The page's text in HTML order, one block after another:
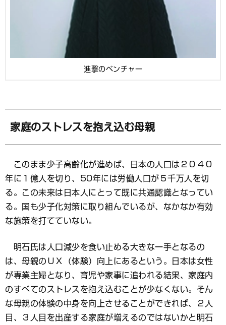
進撃のベンチャー
家庭のストレスを抱え込む母親
このまま少子高齢化が進めば、日本の人口は２０４０
年に１億人を切り、50年には労働人口が５千万人を切
る。この未来は日本人にとって既に共通認識となってい
る。国も少子化対策に取り組んでいるが、なかなか有効
な施策を打てていない。
明石氏は人口減少を食い止める大きな一手となるの
は、母親のＵＸ（体験）向上にあるという。日本は女性
が専業主婦となり、育児や家事に追われる結果、家庭内
のすべてのストレスを抱え込むことが少なくない。そん
な母親の体験の中身を向上させることができれば、２人
目、３人目を出産する家庭が増えるのではないかと明石